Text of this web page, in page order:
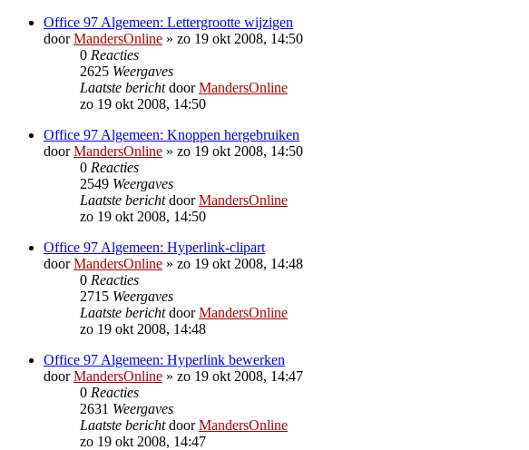
Office 97 Algemeen: Lettergrootte wijzigen
doorMandersOnline » zo 19 okt 2008, 14:50
0 Reacties
2625 Weergaves
Laatste berichtdoorMandersOnline
zo 19 okt 2008, 14:50
Office 97 Algemeen: Knoppen hergebruiken
doorMandersOnline » zo 19 okt 2008, 14:50
0 Reacties
2549 Weergaves
Laatste berichtdoorMandersOnline
zo 19 okt 2008, 14:50
Office 97 Algemeen: Hyperlink-clipart
doorMandersOnline » zo 19 okt 2008, 14:48
0 Reacties
2715 Weergaves
Laatste berichtdoorMandersOnline
zo 19 okt 2008, 14:48
Office 97 Algemeen: Hyperlink bewerken
doorMandersOnline » zo 19 okt 2008, 14:47
0 Reacties
2631 Weergaves
Laatste berichtdoorMandersOnline
zo 19 okt 2008, 14:47